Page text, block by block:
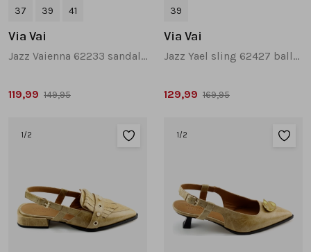
37 39 41
Via Vai
Jazz Vaienna 62233 sandalen grijs
119,99 149,95
39
Via Vai
Jazz Yael sling 62427 ballerina's donkerbruin
129,99 169,95
1 /2 1 /2